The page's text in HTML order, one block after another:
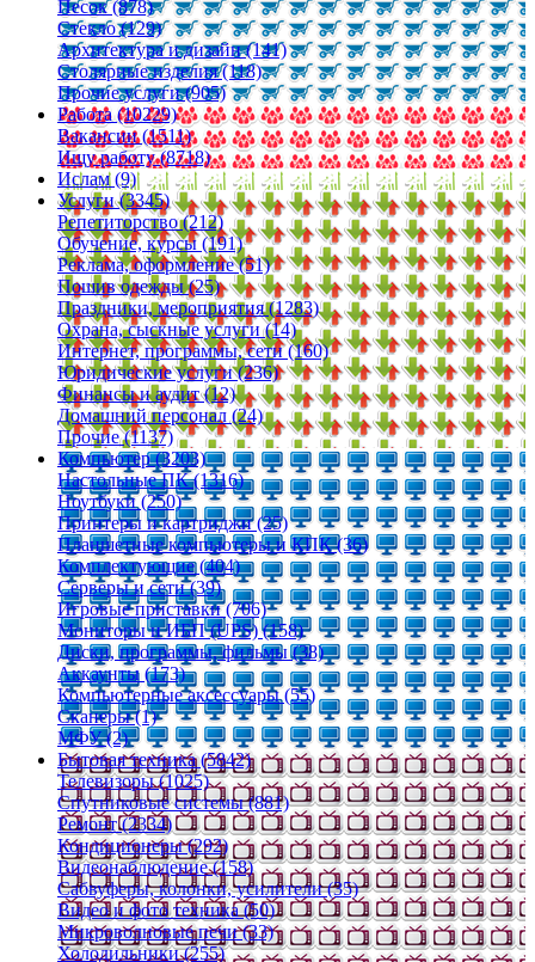
Песок (878)
Стекло (129)
Архитектура и дизайн (141)
Столярные изделия (118)
Прочие услуги (905)
Работа (10229)
Вакансии (1511)
Ищу работу (8718)
Ислам (9)
Услуги (3345)
Репетиторство (212)
Обучение, курсы (191)
Реклама, оформление (51)
Пошив одежды (25)
Праздники, мероприятия (1283)
Охрана, сыскные услуги (14)
Интернет, программы, сети (160)
Юридические услуги (236)
Финансы и аудит (12)
Домашний персонал (24)
Прочие (1137)
Компьютер (3203)
Настольные ПК (1316)
Ноутбуки (250)
Принтеры и картриджи (25)
Планшетные компьютеры и КПК (36)
Комплектующие (404)
Серверы и сети (39)
Игровые приставки (706)
Мониторы и ИБП (UPS) (158)
Диски, программы, фильмы (38)
Аккаунты (173)
Компьютерные аксессуары (55)
Сканеры (1)
МФУ (2)
Бытовая техника (5842)
Телевизоры (1025)
Спутниковые системы (881)
Ремонт (2334)
Кондиционеры (292)
Видеонаблюдение (158)
Сабвуферы, колонки, усилители (35)
Видео и фото техника (50)
Микроволновые печи (33)
Холодильники (255)